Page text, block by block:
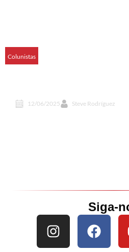
Colunistas
12/06/2025 Steve Rodríguez
Siga-